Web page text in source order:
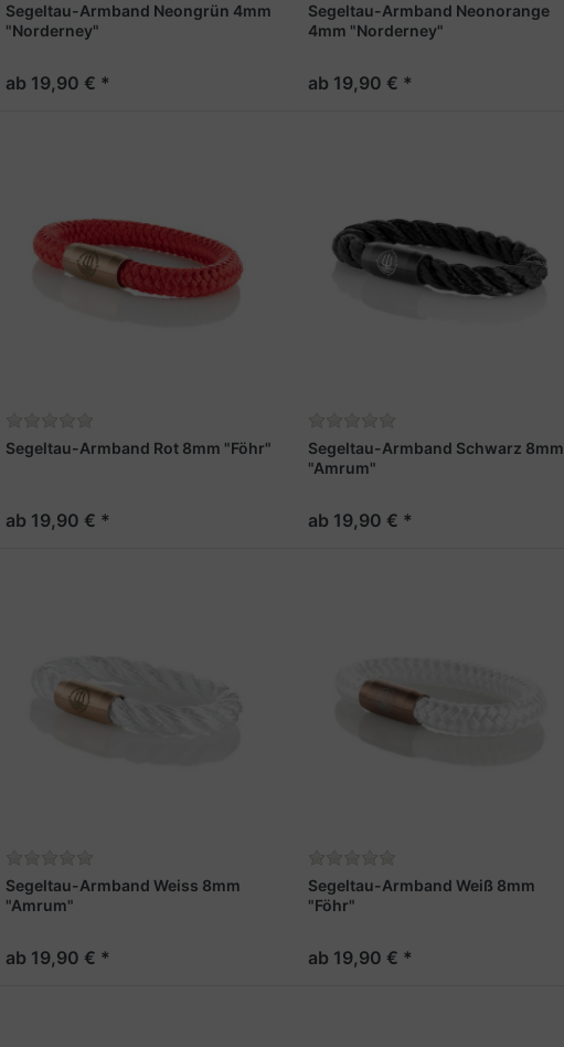
Segeltau-Armband Neongrün 4mm
"Norderney"
ab 19,90 € *
Segeltau-Armband Neonorange
4mm "Norderney"
ab 19,90 € *
Segeltau-Armband Rot 8mm "Föhr"
ab 19,90 € *
Segeltau-Armband Schwarz 8mm
"Amrum"
ab 19,90 € *
Segeltau-Armband Weiss 8mm
"Amrum"
ab 19,90 € *
Segeltau-Armband Weiß 8mm
"Föhr"
ab 19,90 € *